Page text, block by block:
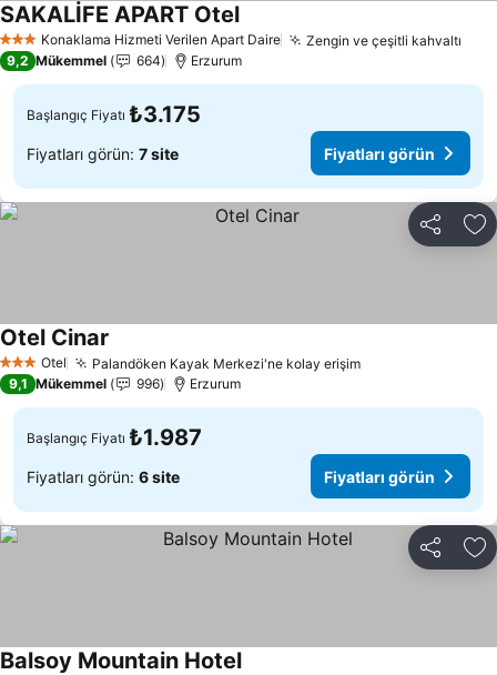
3 YıldızKonaklama Hizmeti Verilen Apart Daire Zengin ve çeşitli kahvaltı
SAKALİFE APART Otel
9,2 Mükemmel 664 Erzurum
Başlangıç Fiyatı ₺3.175
Fiyatları görün: 7 site Fiyatları görün
Paylaş
3 YıldızOtel Palandöken Kayak Merkezi'ne kolay erişim
Otel Cinar
9,1 Mükemmel 996 Erzurum
Başlangıç Fiyatı ₺1.987
Fiyatları görün: 6 site Fiyatları görün
Paylaş
Balsoy Mountain Hotel